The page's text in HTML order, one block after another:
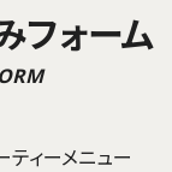
フォーム
ティーメニュー